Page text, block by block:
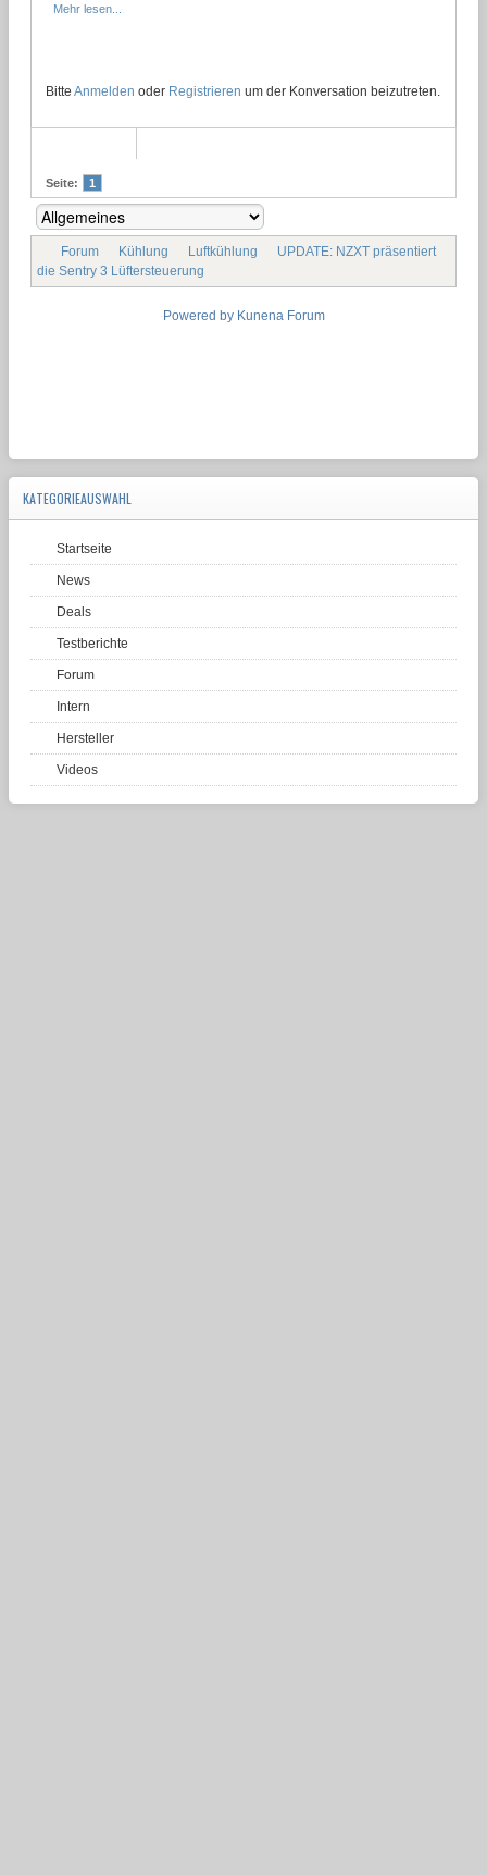
Mehr lesen...
Bitte Anmelden oder Registrieren um der Konversation beizutreten.
Seite: 1
Forum Kühlung Luftkühlung
UPDATE: NZXT präsentiert
die Sentry 3 Lüftersteuerung
Powered by Kunena Forum
KATEGORIEAUSWAHL
Startseite
News
Deals
Testberichte
Forum
Intern
Hersteller
Videos